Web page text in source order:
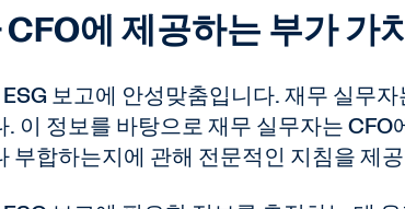
에 제공하는 부가 가
보고에 안성맞춤입니다. 재무 실무
이 정보를 바탕으로 재무 실무자는 CFO
부합하는지에 관해 전문적인 지침을 제